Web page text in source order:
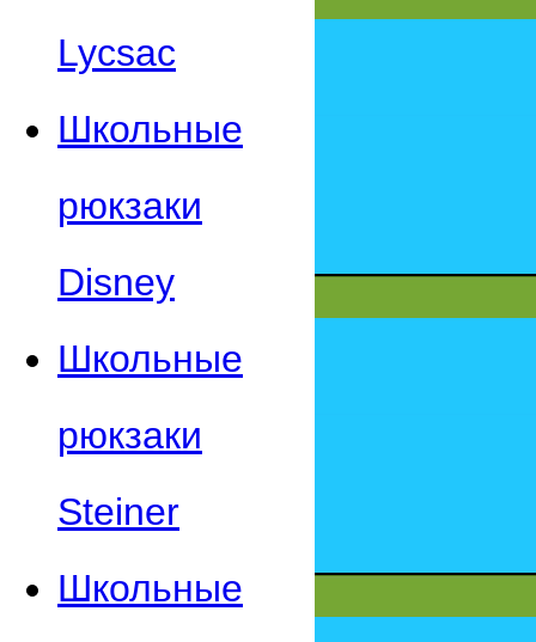
Lycsac
Школьные
рюкзаки
Disney
Школьные
рюкзаки
Steiner
Школьные